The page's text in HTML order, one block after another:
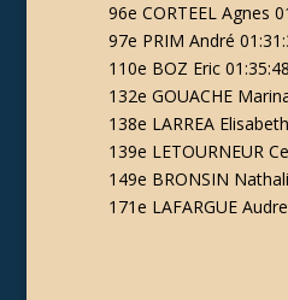
96e CORTEEL Agnes
97e PRIM André
110e BOZ Eric 01:35:48
132e GOUACHE
138e LARREA
139e LETOURNEUR
149e BRONSIN
171e LAFARGUE